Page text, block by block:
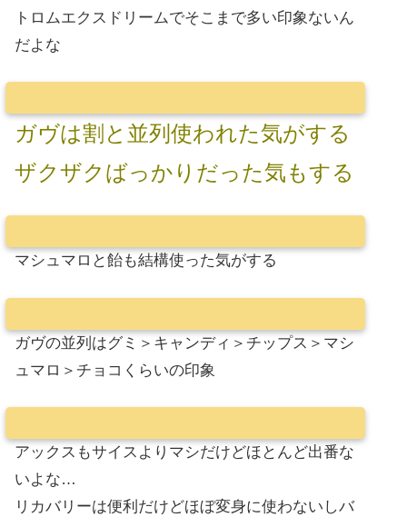
トロムエクスドリームでそこまで多い印象ないん
だよな
ガヴは割と並列使われた気がする
ザクザクばっかりだった気もする
マシュマロと飴も結構使った気がする
ガヴの並列はグミ＞キャンディ＞チップス＞マシ
ュマロ＞チョコくらいの印象
アックスもサイスよりマシだけどほとんど出番な
いよな…
リカバリーは便利だけどほぼ変身に使わないしバ